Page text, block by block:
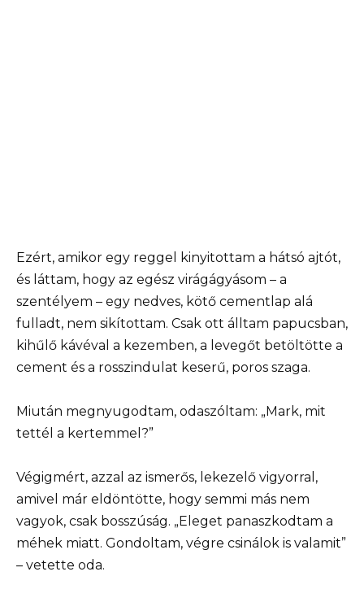
Ezért, amikor egy reggel kinyitottam a hátsó ajtót,
és láttam, hogy az egész virágágyásom – a
szentélyem – egy nedves, kötő cementlap alá
fulladt, nem sikítottam. Csak ott álltam papucsban,
kihűlő kávéval a kezemben, a levegőt betöltötte a
cement és a rosszindulat keserű, poros szaga.
Miután megnyugodtam, odaszóltam: „Mark, mit
tettél a kertemmel?”
Végigmért, azzal az ismerős, lekezelő vigyorral,
amivel már eldöntötte, hogy semmi más nem
vagyok, csak bosszúság. „Eleget panaszkodtam a
méhek miatt. Gondoltam, végre csinálok is valamit”
– vetette oda.